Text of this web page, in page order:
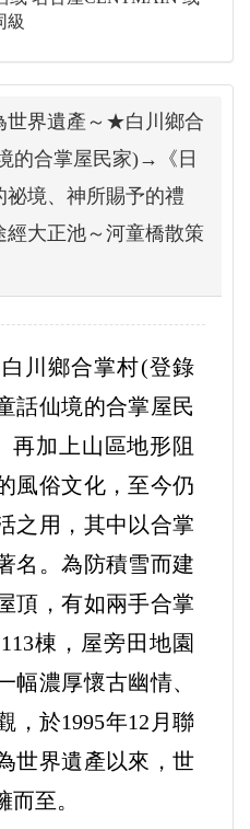
級
界遺產～★白川鄉合
的合掌屋民家)→《日
境、神所賜予的禮
大正池～河童橋散策
白川鄉合掌村(登錄
話仙境的合掌屋民
再加上山區地形阻
風俗文化，至今仍
之用，其中以合掌
名。為防積雪而建
頂，有如兩手合掌
棟，屋旁田地園
幅濃厚懷古幽情、
，於1995年12月聯
世界遺產以來，世
至。